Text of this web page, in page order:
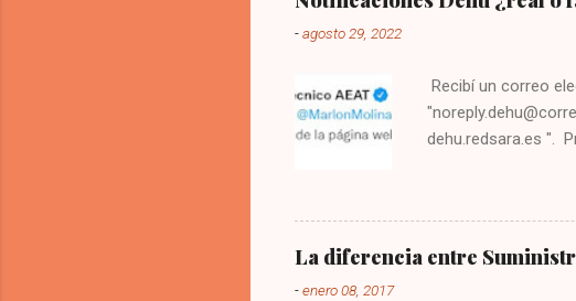
-agosto 29, 2022
Recibí un correo
dehu.redsara.es ".
puede hacer mal,
alimentar las malas
dirección, y la
dice que se ha
La diferencia entre
-enero 08, 2017